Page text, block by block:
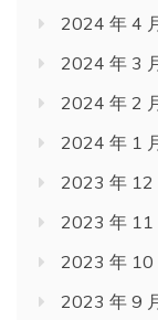
2024 年 4
2024 年 3
2024 年 2
2024 年 1
2023 年 12
2023 年 11
2023 年 10
2023 年 9